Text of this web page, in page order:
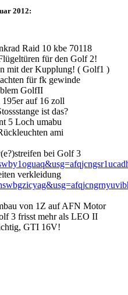
2012:
Raid 10 kbe 70118
für den Golf 2!
mit der Kupplung! ( Golf1 )
für fk gewinde
GolfII
auf 16 zoll
ist das?
5 Loch umabu
ami
bei Golf 3
verkleidung
von 1Z auf AFN Motor
3 frisst mehr als LEO II
GTI 16V!